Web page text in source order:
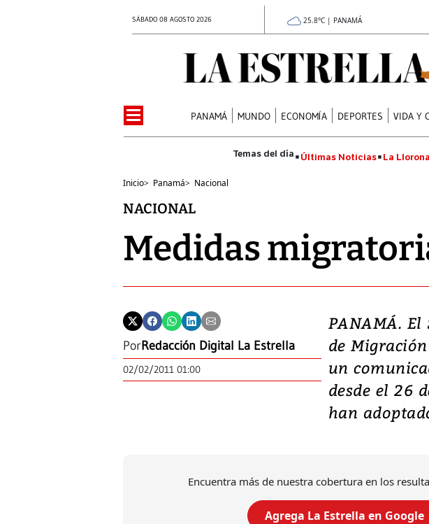
SÁBADO 08 AGOSTO 2026 25.8°C | PANAMÁ
PANAMÁ MUNDO ECONOMÍA DEPORTES VIDA Y
Últimas Noticias La Llorona
Inicio> Panamá> Nacional
NACIONAL
Medidas
PorRedacción Digital La Estrella
02/02/2011 01:00
PANAMÁ.
de
un
desde el 26
han
Encuentra más de nuestra cobertura en los
Agrega La Estrella en Google
en